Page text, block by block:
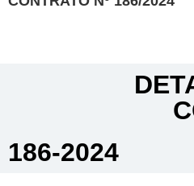
186-2024